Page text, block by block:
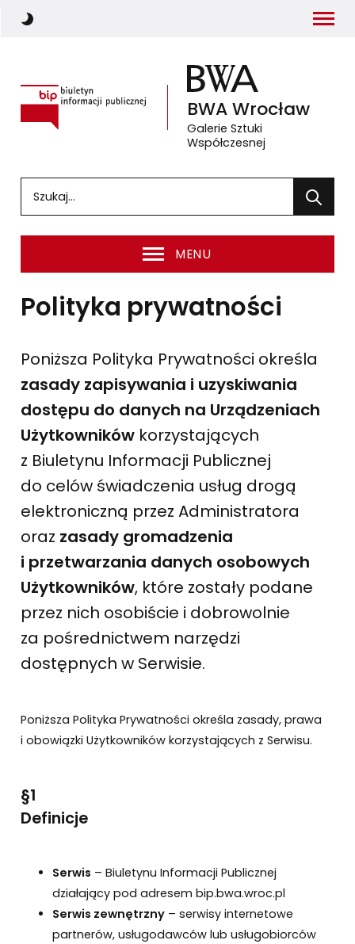
Włącz ciemny motyw strony
Biuletyn Informacji Publicznej
BWAWrocław
Galerie Sztuki
Współczesnej
(otwiera się w nowym oknie
Wprowadź słowa, które mają zostać wyszukane
MENU
Polityka prywatności
Poniższa Polityka Prywatności określa
zasady zapisywania i uzyskiwania
dostępu do danych na Urządzeniach
Użytkowników korzystających
z Biuletynu Informacji Publicznej
do celów świadczenia usług drogą
elektroniczną przez Administratora
oraz zasady gromadzenia
i przetwarzania danych osobowych
Użytkowników, które zostały podane
przez nich osobiście i dobrowolnie
za pośrednictwem narzędzi
dostępnych w Serwisie.
Poniższa Polityka Prywatności określa zasady, prawa
i obowiązki Użytkowników korzystających z Serwisu.
§1
Definicje
Serwis – Biuletynu Informacji Publicznej
działający pod adresem bip.bwa.wroc.pl
Serwis zewnętrzny – serwisy internetowe
partnerów, usługodawców lub usługobiorców